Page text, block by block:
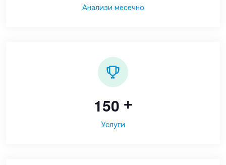
Анализи месечно
150 +
Услуги